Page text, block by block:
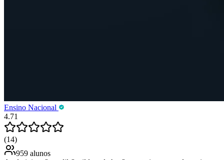
Ensino Nacional
4.71
(14)
959 alunos